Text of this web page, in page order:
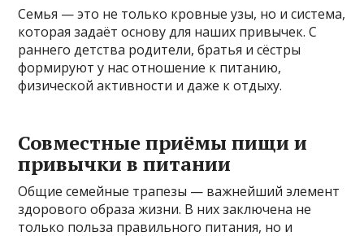
Семья — это не только кровные узы, но и система,
которая задаёт основу для наших привычек. С
раннего детства родители, братья и сёстры
формируют у нас отношение к питанию,
физической активности и даже к отдыху.
Совместные приёмы пищи и
привычки в питании
Общие семейные трапезы — важнейший элемент
здорового образа жизни. В них заключена не
только польза правильного питания, но и